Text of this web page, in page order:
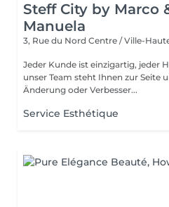
Steff City by Marco
Manuela
3, Rue du Nord Centre / Ville-
Jeder Kunde ist einzigartig, jeder
unser Team steht Ihnen zur Seite
Änderung oder Verbesser...
Service Esthétique